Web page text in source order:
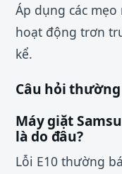
Áp dụng các
hoạt động trơn
kể.
Câu hỏi
Máy giặt
là do đâu?
Lỗi E10 thường